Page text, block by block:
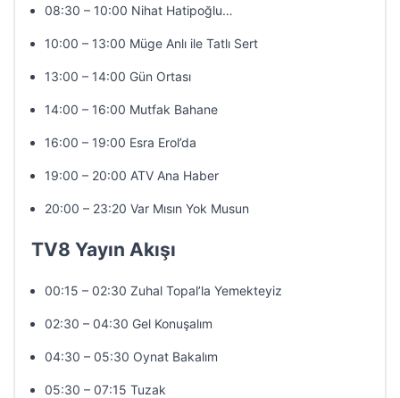
08:30 – 10:00 Nihat Hatipoğlu…
10:00 – 13:00 Müge Anlı ile Tatlı Sert
13:00 – 14:00 Gün Ortası
14:00 – 16:00 Mutfak Bahane
16:00 – 19:00 Esra Erol’da
19:00 – 20:00 ATV Ana Haber
20:00 – 23:20 Var Mısın Yok Musun
TV8 Yayın Akışı
00:15 – 02:30 Zuhal Topal’la Yemekteyiz
02:30 – 04:30 Gel Konuşalım
04:30 – 05:30 Oynat Bakalım
05:30 – 07:15 Tuzak